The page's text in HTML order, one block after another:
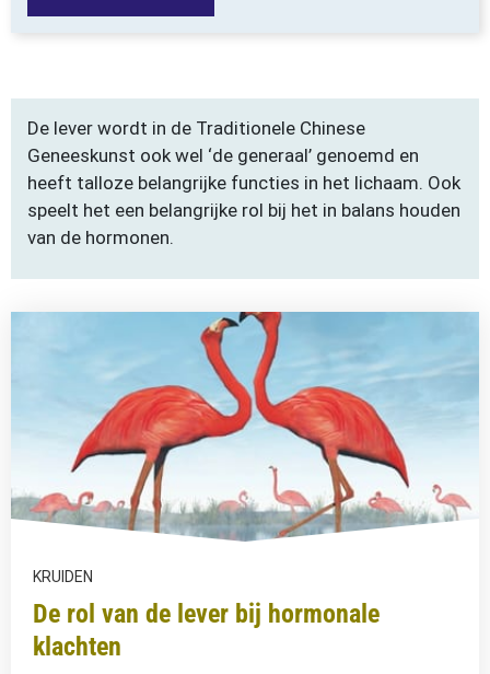
De lever wordt in de Traditionele Chinese
Geneeskunst ook wel ‘de generaal’ genoemd en
heeft talloze belangrijke functies in het lichaam. Ook
speelt het een belangrijke rol bij het in balans houden
van de hormonen.
KRUIDEN
De rol van de lever bij hormonale
klachten